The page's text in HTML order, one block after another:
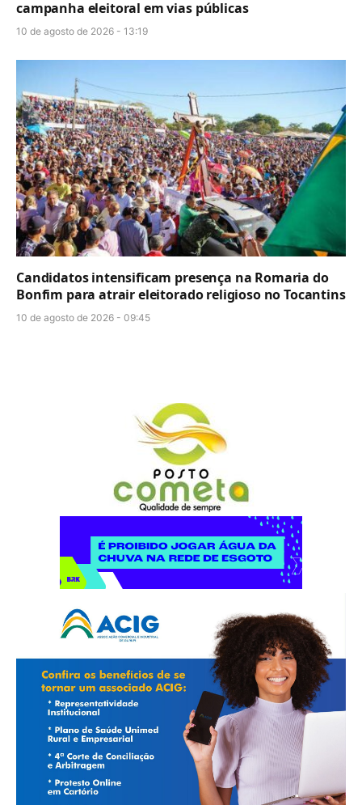
campanha eleitoral em vias públicas
10 de agosto de 2026 - 13:19
Candidatos intensificam presença na Romaria do
Bonfim para atrair eleitorado religioso no Tocantins
10 de agosto de 2026 - 09:45